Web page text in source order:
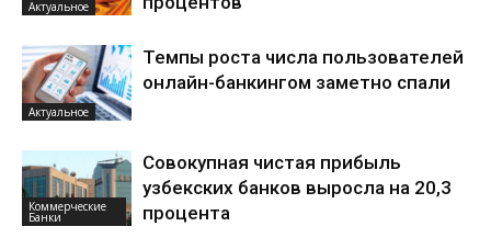
Актуальное
Актуальное
Темпы роста числа пользователей
онлайн-банкингом заметно спали
Коммерческие
Банки
Совокупная чистая прибыль
узбекских банков выросла на 20,3
процента